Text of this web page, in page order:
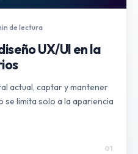
de lectura
UX/UI en la
actual, captar y mantener
se limita solo a la apariencia
01